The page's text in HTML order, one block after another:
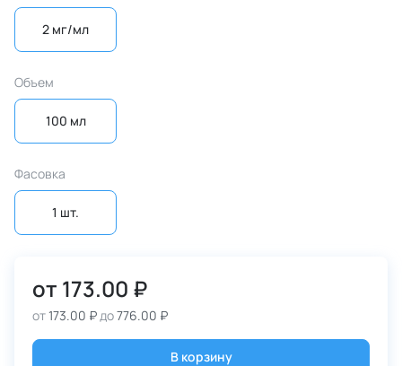
2 мг/мл
Объем
100 мл
Фасовка
1 шт.
от 173.00 ₽
от173.00 ₽до776.00 ₽
В корзину